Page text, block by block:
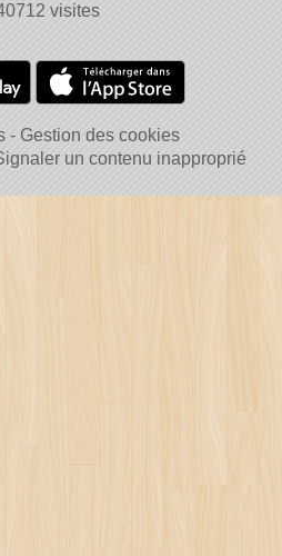
visites
Gestion des cookies
un contenu inapproprié